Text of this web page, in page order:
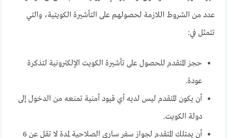
عدد من الشروط اللازمة لحصولهم على التأشيرة الكويتية، والتي
تتمثل في:
حجز المتقدم للحصول على تأشيرة الكويت الإلكترونية لتذكرة
عودة.
أن يكون المتقدم ليس لديه أي قيود أمنية تمنعه من الدخول إلى
دولة الكويت.
أن يمتلك المتقدم لجواز سفر ساري الصلاحية لمدة لا تقل عن 6